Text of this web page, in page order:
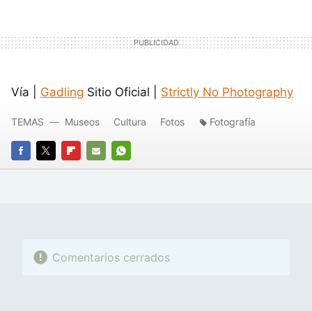
Vía | Gadling Sitio Oficial | Strictly No Photography
FACEBOOK
TWITTERFLIPBOARD
E-
WHATSAPP
TEMAS Museos Cultura Fotos Fotografía
Comentarios cerrados